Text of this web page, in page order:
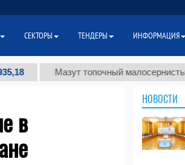
Мазут топочный малосернистый (т.) $300
в
НОВОСТИ
СЕКТОРЫ ТЕНДЕРЫ ИНФОРМАЦИЯ